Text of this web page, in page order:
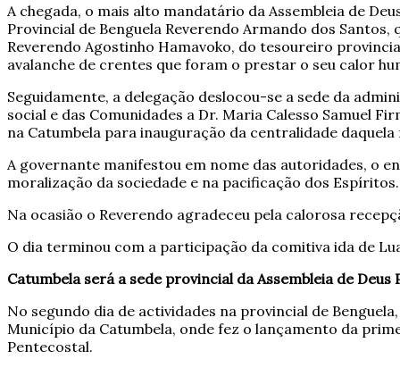
A chegada, o mais alto mandatário da Assembleia de
Provincial de Benguela Reverendo Armando dos
Reverendo Agostinho Hamavoko, do tesoureiro
avalanche de crentes que foram o prestar o seu calor
Seguidamente, a delegação deslocou-se a sede da
social e das Comunidades a Dr. Maria Calesso Samuel
na Catumbela para inauguração da centralidade
A governante manifestou em nome das autoridades, o
moralização da sociedade e na pacificação dos Espíritos.
Na ocasião o Reverendo agradeceu pela calorosa
O dia terminou com a participação da comitiva ida de
Catumbela será a sede provincial da Assembleia de Deus
No segundo dia de actividades na provincial de
Município da Catumbela, onde fez o lançamento da
Pentecostal.